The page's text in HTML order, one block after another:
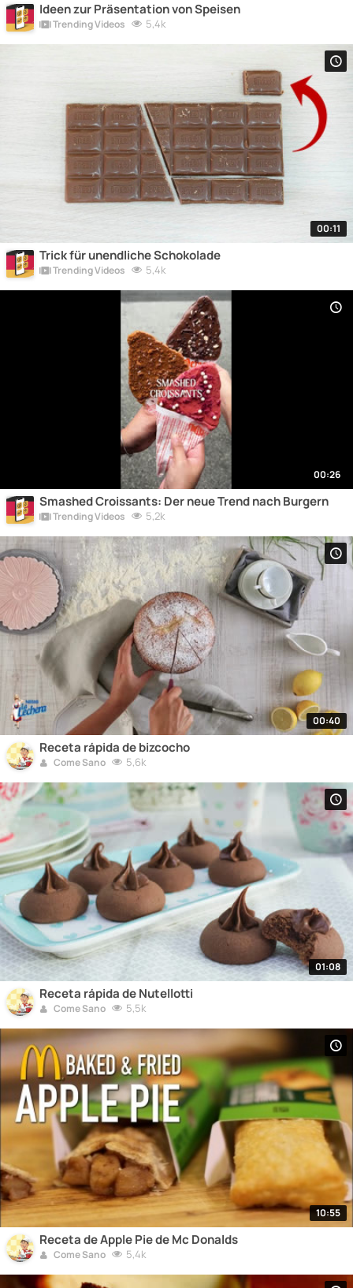
Ideen zur Präsentation von Speisen
Trending Videos 5,4k
00:11
Trick für unendliche Schokolade
Trending Videos 5,4k
00:26
Smashed Croissants: Der neue Trend nach Burgern
Trending Videos 5,2k
00:40
Receta rápida de bizcocho
Come Sano 5,6k
01:08
Receta rápida de Nutellotti
Come Sano 5,5k
10:55
Receta de Apple Pie de Mc Donalds
Come Sano 5,4k